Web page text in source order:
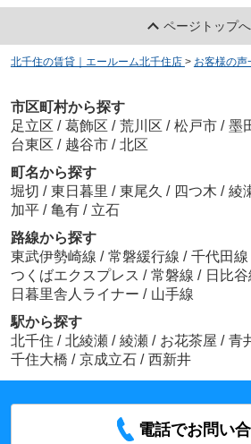
ページトップへ
北千住の賃貸｜エールーム北千住店 > お客様の声
市区町村から探す
足立区 / 葛飾区 / 荒川区 / 松戸市 / 墨
台東区 / 越谷市 / 北区
町名から探す
堀切 / 東日暮里 / 東尾久 / 四つ木 / 綾
加平 / 亀有 / 立石
路線から探す
東武伊勢崎線 / 常磐緩行線 / 千代田線
つくばエクスプレス / 常磐線 / 日比谷
日暮里舎人ライナー / 山手線
駅から探す
北千住 / 北綾瀬 / 綾瀬 / お花茶屋 / 青
千住大橋 / 京成立石 / 西新井
電話でお問い